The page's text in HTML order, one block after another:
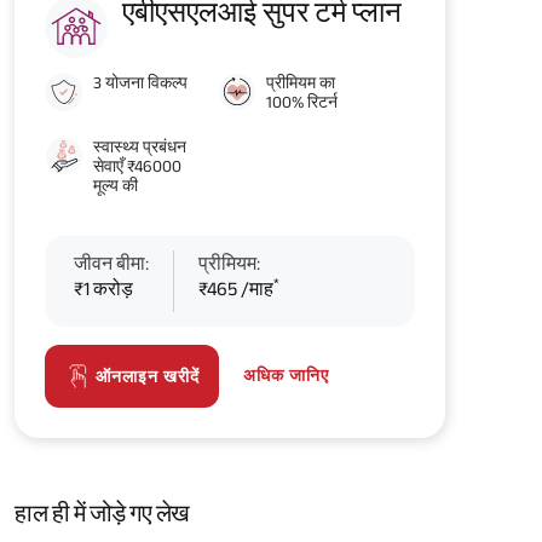
एबीएसएलआई सुपर टर्म प्लान
3 योजना विकल्प
प्रीमियम का
100% रिटर्न
स्वास्थ्य प्रबंधन
सेवाएँ ₹46000
मूल्य की
जीवन बीमा:
₹1 करोड़
प्रीमियम:
₹465 /माह*
ऑनलाइन खरीदें अधिक जानिए
हाल ही में जोड़े गए लेख